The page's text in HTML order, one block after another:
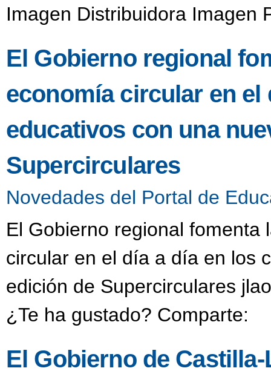
Imagen Distribuidora Imagen
El Gobierno regional
economía circular en el
educativos con una
Supercirculares
Novedades del Portal de
El Gobierno regional
circular en el día a día en los
edición de Supercirculares
¿Te ha gustado? Comparte:
El Gobierno de